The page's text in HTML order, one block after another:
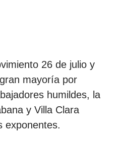
26 de julio y
mayoría por
humildes, la
y Villa Clara
exponentes.